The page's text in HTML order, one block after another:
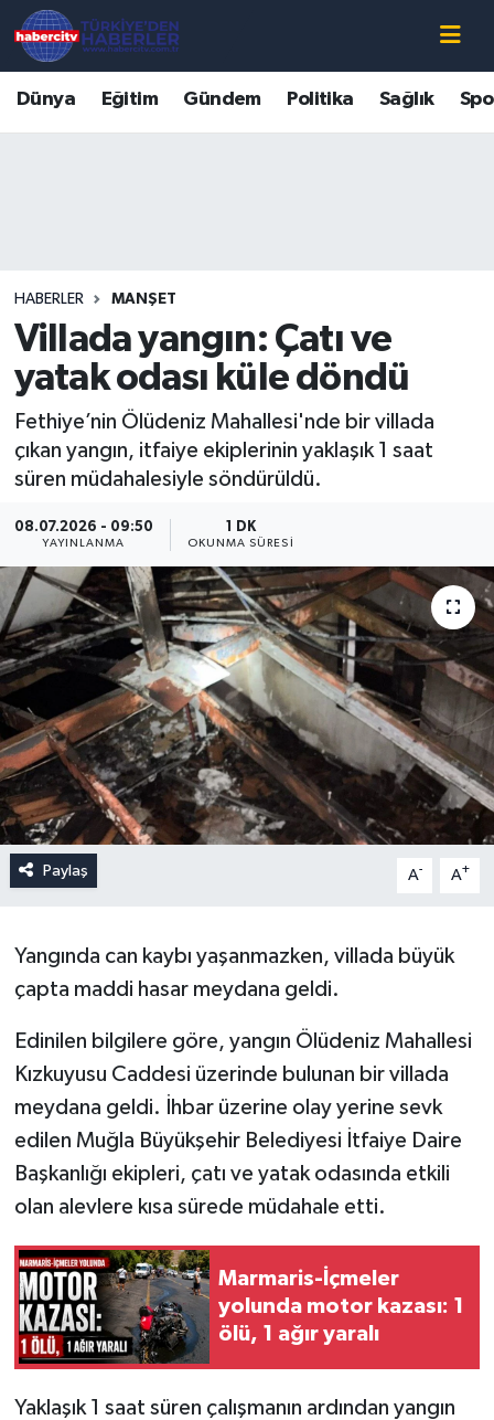
Dünya Eğitim Gündem Politika Sağlık
HABERLER MANŞET
Villada yangın: Çatı ve
yatak odası küle döndü
Fethiye’nin Ölüdeniz Mahallesi'nde bir villada
çıkan yangın, itfaiye ekiplerinin yaklaşık 1 saat
süren müdahalesiyle söndürüldü.
08.07.2026 - 09:50
YAYINLANMA
1 DK
OKUNMA SÜRESI
Paylaş A- A+
Yangında can kaybı yaşanmazken, villada büyük
çapta maddi hasar meydana geldi.
Edinilen bilgilere göre, yangın Ölüdeniz Mahallesi
Kızkuyusu Caddesi üzerinde bulunan bir villada
meydana geldi. İhbar üzerine olay yerine sevk
edilen Muğla Büyükşehir Belediyesi İtfaiye Daire
Başkanlığı ekipleri, çatı ve yatak odasında etkili
olan alevlere kısa sürede müdahale etti.
Marmaris-İçmeler
yolunda motor kazası: 1
ölü, 1 ağır yaralı
Yaklaşık 1 saat süren çalışmanın ardından yangın
Süper Lig Puan Durumu ve Fikstür
Tüm Manşetler
Son Dakika Haberleri
Haber Arşivi